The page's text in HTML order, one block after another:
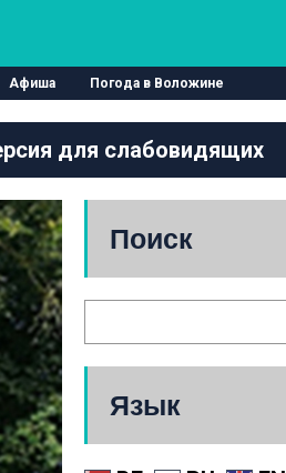
Афиша Погода в Воложине
для слабовидящих
Поиск
Язык